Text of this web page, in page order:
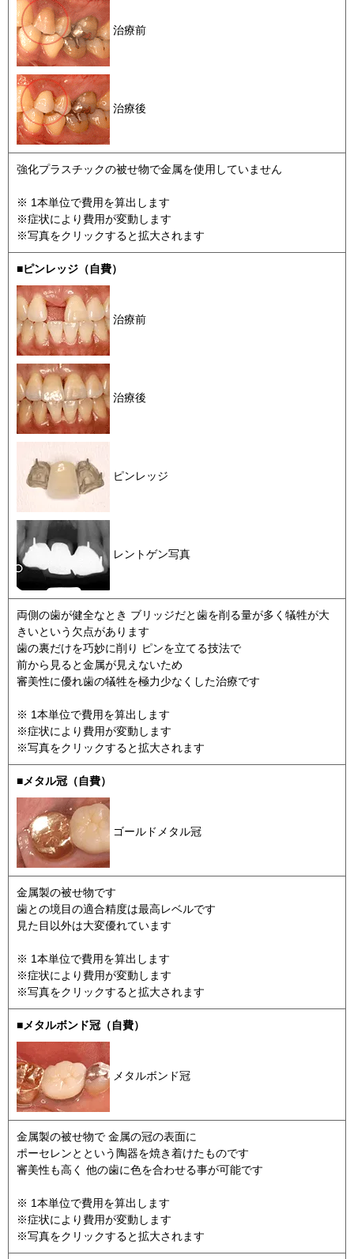
治療前
治療後
強化プラスチックの被せ物で金属を使用していません
※ 1本単位で費用を算出します
※症状により費用が変動します
※写真をクリックすると拡大されます
■ピンレッジ（自費）
治療前
治療後
ピンレッジ
レントゲン写真
両側の歯が健全なとき ブリッジだと歯を削る量が多く犠牲が大
きいという欠点があります
歯の裏だけを巧妙に削り ピンを立てる技法で
前から見ると金属が見えないため
審美性に優れ歯の犠牲を極力少なくした治療です
※ 1本単位で費用を算出します
※症状により費用が変動します
※写真をクリックすると拡大されます
■メタル冠（自費）
ゴールドメタル冠
金属製の被せ物です
歯との境目の適合精度は最高レベルです
見た目以外は大変優れています
※ 1本単位で費用を算出します
※症状により費用が変動します
※写真をクリックすると拡大されます
■メタルボンド冠（自費）
メタルボンド冠
金属製の被せ物で 金属の冠の表面に
ポーセレンとという陶器を焼き着けたものです
審美性も高く 他の歯に色を合わせる事が可能です
※ 1本単位で費用を算出します
※症状により費用が変動します
※写真をクリックすると拡大されます